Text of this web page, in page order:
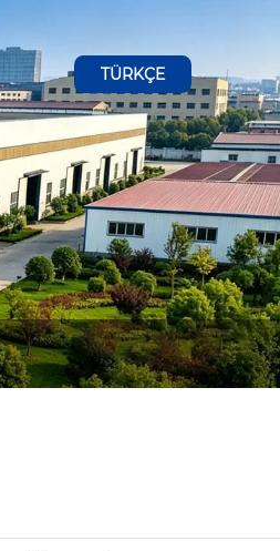
TÜRKÇE